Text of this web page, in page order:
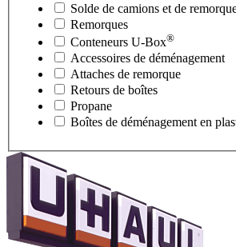
Solde de camions et de
Remorques
Conteneurs U-Box®
Accessoires de déménagement
Attaches de remorque
Retours de boîtes
Propane
Boîtes de déménagement en